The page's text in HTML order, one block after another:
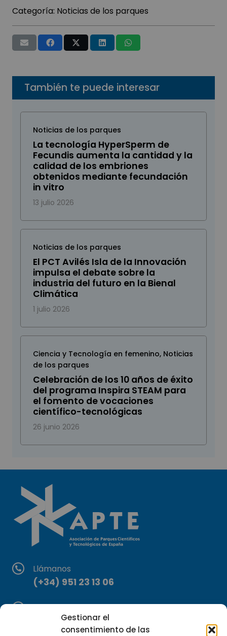
Gestionar el
consentimiento de las
Categoría: Noticias de los parques
También te puede interesar
Noticias de los parques
La tecnología HyperSperm de
Fecundis aumenta la cantidad y la
calidad de los embriones
obtenidos mediante fecundación
in vitro
13 julio 2026
Noticias de los parques
El PCT Avilés Isla de la Innovación
impulsa el debate sobre la
industria del futuro en la Bienal
Climática
1 julio 2026
Ciencia y Tecnología en femenino, Noticias
de los parques
Celebración de los 10 años de éxito
del programa Inspira STEAM para
el fomento de vocaciones
científico-tecnológicas
26 junio 2026
Llámanos
(+34) 951 23 13 06
Escríbenos
info@apte.org